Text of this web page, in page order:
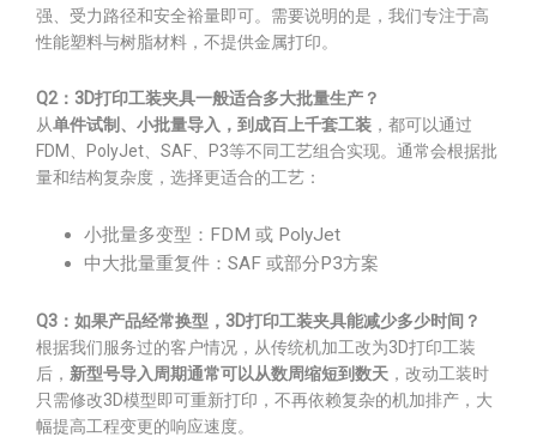
强、受力路径和安全裕量即可。需要说明的是，我们专注于高
性能塑料与树脂材料，不提供金属打印。
Q2：3D打印工装夹具一般适合多大批量生产？
从单件试制、小批量导入，到成百上千套工装 ，都可以通过
FDM、PolyJet、SAF、P3等不同工艺组合实现。通常会根据批
量和结构复杂度，选择更适合的工艺：
小批量多变型：FDM 或 PolyJet
中大批量重复件：SAF 或部分P3方案
Q3：如果产品经常换型，3D打印工装夹具能减少多少时间？
根据我们服务过的客户情况，从传统机加工改为3D打印工装
后， 新型号导入周期通常可以从数周缩短到数天 ，改动工装时
只需修改3D模型即可重新打印，不再依赖复杂的机加排产，大
幅提高工程变更的响应速度。